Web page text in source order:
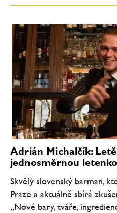
Adrián Michalčík:
jednosměrnou
Skvělý slovenský barman,
Praze a aktuálně sbírá
„Nové bary, tváře,